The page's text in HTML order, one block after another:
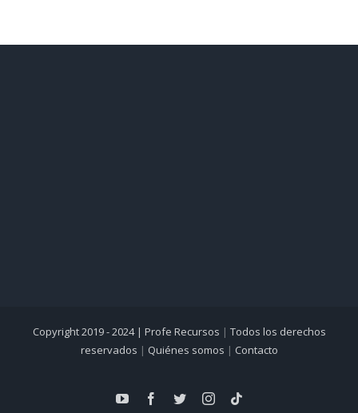
Copyright 2019 - 2024 | Profe Recursos | Todos los derechos
reservados | Quiénes somos | Contacto
YouTubeFacebook
TwitterInstagram
Tiktok